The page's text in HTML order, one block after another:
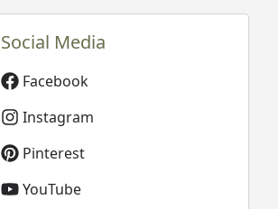
Social Media
Facebook
Instagram
Pinterest
YouTube